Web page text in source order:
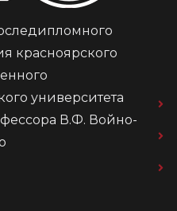
красноярского
университета
В.Ф. Войно-